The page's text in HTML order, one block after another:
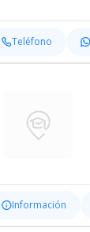
Teléfono
Información